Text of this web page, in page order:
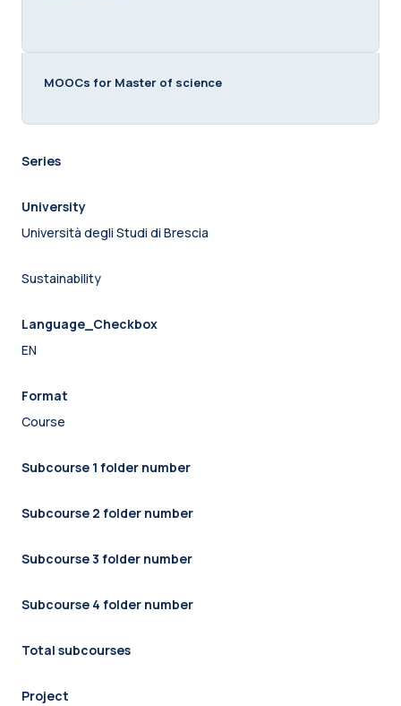
MOOCs for Master of science
Series
University
Università degli Studi di Brescia
Sustainability
Language_Checkbox
EN
Format
Course
Subcourse 1 folder number
Subcourse 2 folder number
Subcourse 3 folder number
Subcourse 4 folder number
Total subcourses
Project